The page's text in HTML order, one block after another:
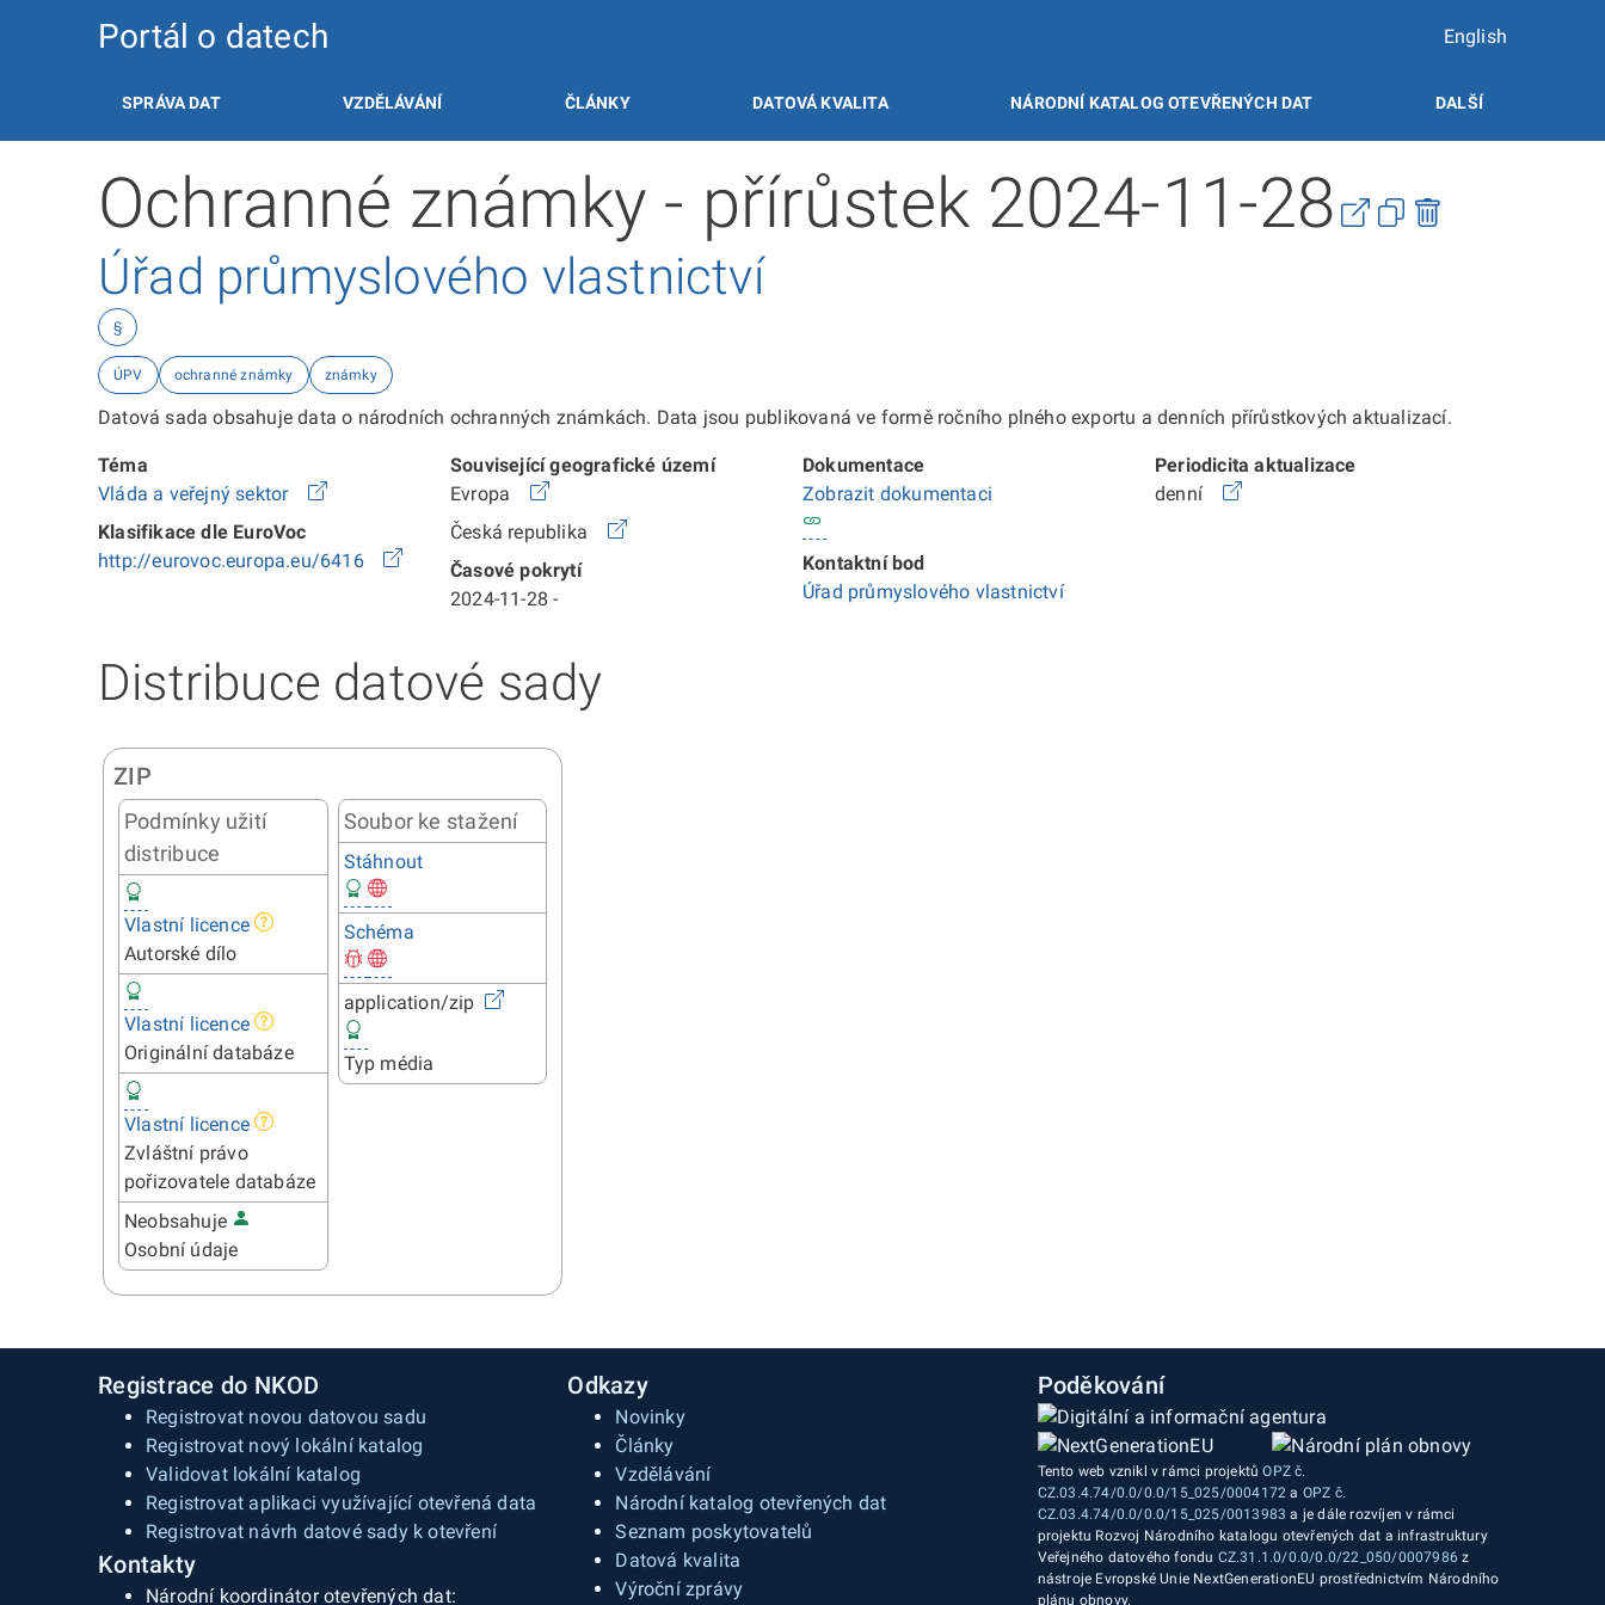
Portál o datech English
SPRÁVA DAT VZDĚLÁVÁNÍ ČLÁNKY DATOVÁ KVALITA NÁRODNÍ KATALOG OTEVŘENÝCH DAT DALŠÍ
Ochranné známky - přírůstek 2024-11-28
Úřad průmyslového vlastnictví
§
ÚPV ochranné známky známky
Datová sada obsahuje data o národních ochranných známkách. Data jsou publikovaná ve formě ročního plného exportu a denních přírůstkových aktualizací.
Téma
Vláda a veřejný sektor
Klasifikace dle EuroVoc
http://eurovoc.europa.eu/6416
Související geografické území
Evropa
Česká republika
Časové pokrytí
2024-11-28 -
Dokumentace
Zobrazit dokumentaci
Kontaktní bod
Úřad průmyslového vlastnictví
Periodicita aktualizace
denní
Distribuce datové sady
ZIP
Podmínky užití
distribuce
Vlastní licence
Autorské dílo
Vlastní licence
Originální databáze
Vlastní licence
Zvláštní právo
pořizovatele databáze
Neobsahuje
Osobní údaje
Soubor ke stažení
Stáhnout
Schéma
application/zip
Typ média
Registrace do NKOD
Registrovat novou datovou sadu
Registrovat nový lokální katalog
Validovat lokální katalog
Registrovat aplikaci využívající otevřená data
Registrovat návrh datové sady k otevření
Kontakty
Národní koordinátor otevřených dat:
Odkazy
Novinky
Články
Vzdělávání
Národní katalog otevřených dat
Seznam poskytovatelů
Datová kvalita
Výroční zprávy
Poděkování
Tento web vznikl v rámci projektůOPZ č.
CZ.03.4.74/0.0/0.0/15_025/0004172 a OPZ č.
CZ.03.4.74/0.0/0.0/15_025/0013983 a je dále rozvíjen v rámci
projektu Rozvoj Národního katalogu otevřených dat a infrastruktury
Veřejného datového fondu CZ.31.1.0/0.0/0.0/22_050/0007986 z
nástroje Evropské Unie NextGenerationEU prostřednictvím Národního
plánu obnovy.